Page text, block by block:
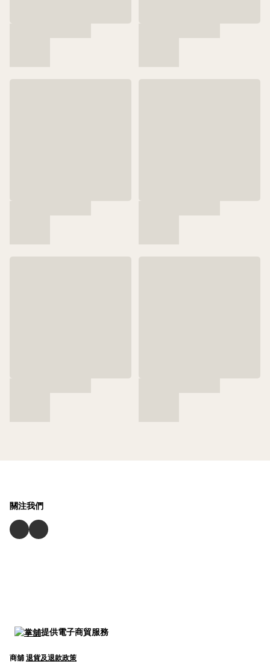
關注我們
提供電子商貿服務
商舖 退貨及退款政策